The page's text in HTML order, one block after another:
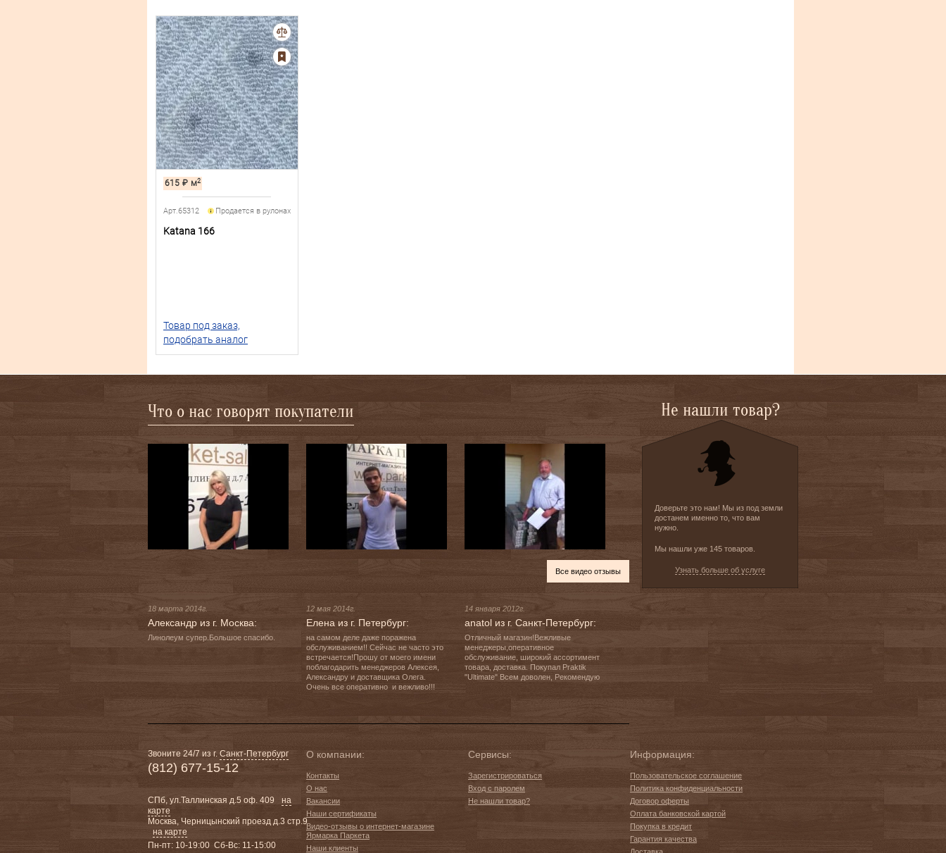
615 ₽ м2
Арт.65312 Продается в рулонах
Katana 166
Товар под заказ,
подобрать аналог
Что о нас говорят покупатели
Все видео отзывы
18 марта 2014г.
Александр из г. Москва:
Линолеум супер.Большое спасибо.
12 мая 2014г.
Елена из г. Петербург:
на самом деле даже поражена
обслуживанием!! Сейчас не часто это
встречается!Прошу от моего имени
поблагодарить менеджеров Алексея,
Александру и доставщика Олега.
14 января 2012г.
anatol из г. Санкт-Петербург:
Отличный магазин!Вежливые
менеджеры,оперативное
обслуживание, широкий ассортимент
товара, доставка. Покупал Praktik
"Ultimate" Всем доволен, Рекомендую
Не нашли товар?
Доверьте это нам! Мы из под земли
достанем именно то, что вам
нужно.
Мы нашли уже 145 товаров.
Узнать больше об услуге
Звоните 24/7 из г. Санкт-Петербург
(812) 677-15-12
СПб, ул.Таллинская д.5 оф. 409
на
карте
Москва, Черницынский проезд д.3 стр.9
на карте
Пн-пт: 10-19:00 Сб-Вс: 11-15:00
О компании:
Контакты
О нас
Вакансии
Наши сертификаты
Видео-отзывы о интернет-магазине
Ярмарка Паркета
Наши клиенты
Сервисы:
Зарегистрироваться
Вход с паролем
Не нашли товар?
Информация:
Пользовательское соглашение
Политика конфиденциальности
Договор оферты
Оплата банковской картой
Покупка в кредит
Гарантия качества